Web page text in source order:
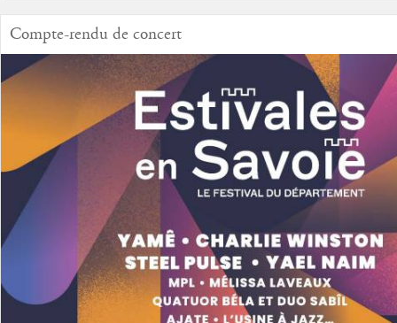
Compte-rendu de concert